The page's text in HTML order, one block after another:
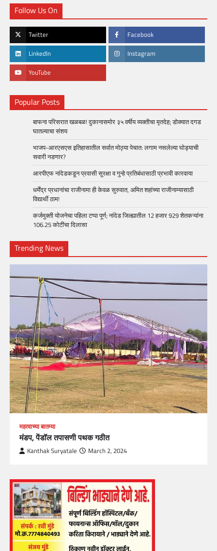
Follow Us On
Twitter Facebook
LinkedIn Instagram
YouTube
Popular Posts
बाफना परिसरात खळबळ! दुकानासमोर ३५ वर्षीय व्यक्तीचा मृतदेह; डोक्यात दगड
घातल्याचा संशय
भाजप-आरएसएस इतिहासातील सर्वात मोठ्या पेचात: लगाम नसलेल्या घोड्याची
सवारी नडणार?
आरपीएफ नांदेडकडून प्रवासी सुरक्षा व गुन्हे प्रतिबंधासाठी प्रभावी कारवाया
धर्मेंद्र प्रधानांचा राजीनामा ही केवळ सुरुवात, अमित शहांच्या राजीनाम्यासाठी
विद्यार्थी ठाम!
कर्जमुक्ती योजनेचा पहिला टप्पा पूर्ण; नांदेड जिल्ह्यातील 12 हजार 929 शेतकऱ्यांना
106.25 कोटींचा दिलासा
Trending News
महत्वाच्या बातम्या
मंडप, पेंडॉल तपासणी पथक गठीत
Kanthak Suryatale March 2, 2024